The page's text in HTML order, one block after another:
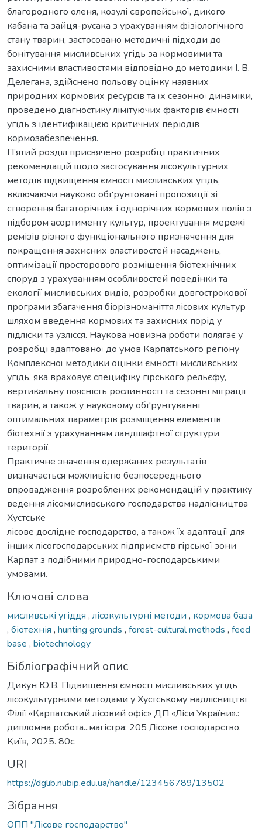
благородного оленя, козулі європейської, дикого
кабана та зайця-русака з урахуванням фізіологічного
стану тварин, застосовано методичні підходи до
бонітування мисливських угідь за кормовими та
захисними властивостями відповідно до методики І. В.
Делегана, здійснено польову оцінку наявних
природних кормових ресурсів та їх сезонної динаміки,
проведено діагностику лімітуючих факторів ємності
угідь з ідентифікацією критичних періодів
кормозабезпечення.
П’ятий розділ присвячено розробці практичних
рекомендацій щодо застосування лісокультурних
методів підвищення ємності мисливських угідь,
включаючи науково обґрунтовані пропозиції зі
створення багаторічних і однорічних кормових полів з
підбором асортименту культур, проектування мережі
ремізів різного функціонального призначення для
покращення захисних властивостей насаджень,
оптимізації просторового розміщення біотехнічних
споруд з урахуванням особливостей поведінки та
екології мисливських видів, розробки довгострокової
програми збагачення біорізноманіття лісових культур
шляхом введення кормових та захисних порід у
підліски та узлісся. Наукова новизна роботи полягає у
розробці адаптованої до умов Карпатського регіону
Комплексної методики оцінки ємності мисливських
угідь, яка враховує специфіку гірського рельєфу,
вертикальну поясність рослинності та сезонні міграції
тварин, а також у науковому обґрунтуванні
оптимальних параметрів розміщення елементів
біотехнії з урахуванням ландшафтної структури
території.
Практичне значення одержаних результатів
визначається можливістю безпосереднього
впровадження розроблених рекомендацій у практику
ведення лісомисливського господарства надлісництва
Хустське
лісове дослідне господарство, а також їх адаптації для
інших лісогосподарських підприємств гірської зони
Карпат з подібними природно-господарськими
умовами.
Ключові слова
мисливські угіддя , лісокультурні методи , кормова база
, біотехнія , hunting grounds , forest-cultural methods , feed
base , biotechnology
Бібліографічний опис
Дикун Ю.В. Підвищення ємності мисливських угідь
лісокультурними методами у Хустському надлісництві
Філії «Карпатський лісовий офіс» ДП «Ліси України».:
дипломна робота...магістра: 205 Лісове господарство.
Київ, 2025. 80с.
URI
https://dglib.nubip.edu.ua/handle/123456789/13502
Зібрання
ОПП "Лісове господарство"